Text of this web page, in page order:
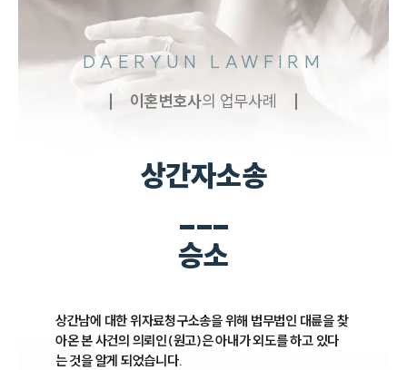
DAERYUN LAWFIRM
이혼변호사의 업무사례
상간자소송
___
승소
상간남에 대한 위자료청구소송을 위해 법무법인 대륜을 찾
아온 본 사건의 의뢰인(원고)은 아내가 외도를 하고 있다
는 것을 알게 되었습니다.